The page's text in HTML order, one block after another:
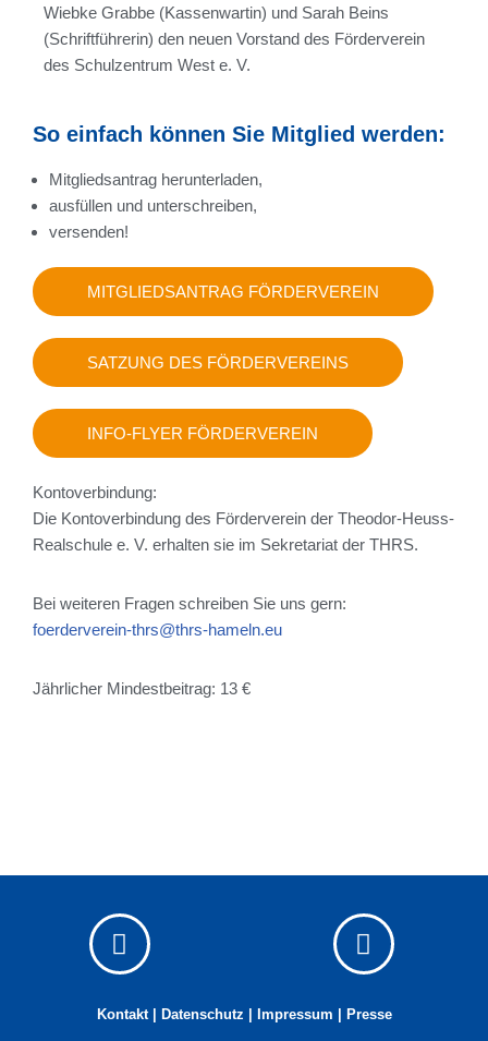
Wiebke Grabbe (Kassenwartin) und Sarah Beins
(Schriftführerin) den neuen Vorstand des Förderverein
des Schulzentrum West e. V.
So einfach können Sie Mitglied werden:
Mitgliedsantrag herunterladen,
ausfüllen und unterschreiben,
versenden!
MITGLIEDSANTRAG FÖRDERVEREIN
SATZUNG DES FÖRDERVEREINS
INFO-FLYER FÖRDERVEREIN
Kontoverbindung:
Die Kontoverbindung des Förderverein der Theodor-Heuss-
Realschule e. V. erhalten sie im Sekretariat der THRS.
Bei weiteren Fragen schreiben Sie uns gern:
foerderverein-thrs@thrs-hameln.eu
Jährlicher Mindestbeitrag: 13 €
Kontakt| Datenschutz Impressum | Presse